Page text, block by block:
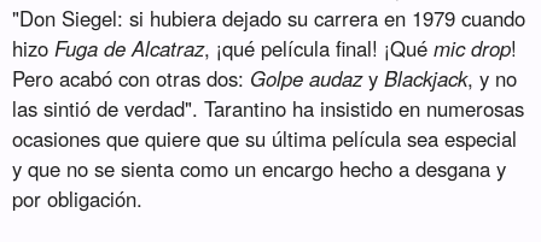
"Don Siegel: si hubiera dejado su carrera en 1979 cuando
hizo Fuga de Alcatraz, ¡qué película final! ¡Quémic drop!
Pero acabó con otras dos: Golpe audazyBlackjack, y no
las sintió de verdad". Tarantino ha insistido en numerosas
ocasiones que quiere que su última película sea especial
y que no se sienta como un encargo hecho a desgana y
por obligación.